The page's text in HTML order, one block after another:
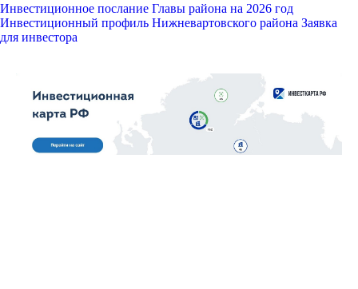
Инвестиционное послание Главы района на 2026 год
Инвестиционный профиль Нижневартовского района Заявка
для инвестора